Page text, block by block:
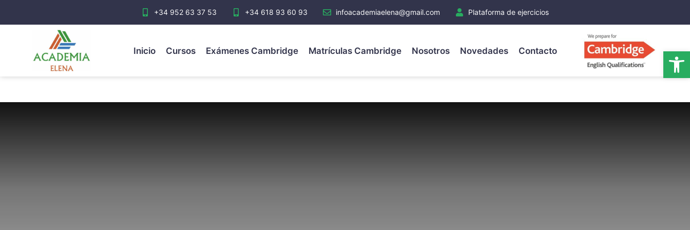
+34 952 63 37 53 +34 618 93 60 93 infoacademiaelena@gmail.com Plataforma de ejercicios
Inicio Cursos Exámenes Cambridge Matrículas Cambridge Nosotros Novedades Contacto